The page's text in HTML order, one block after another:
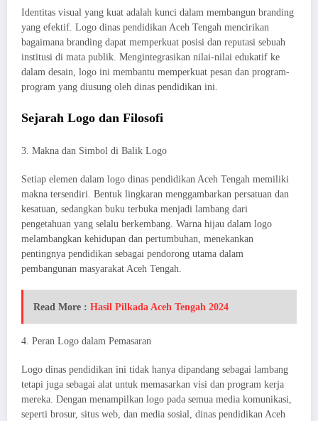
Identitas visual yang kuat adalah kunci dalam membangun branding
yang efektif. Logo dinas pendidikan Aceh Tengah mencirikan
bagaimana branding dapat memperkuat posisi dan reputasi sebuah
institusi di mata publik. Mengintegrasikan nilai-nilai edukatif ke
dalam desain, logo ini membantu memperkuat pesan dan program-
program yang diusung oleh dinas pendidikan ini.
Sejarah Logo dan Filosofi
3. Makna dan Simbol di Balik Logo
Setiap elemen dalam logo dinas pendidikan Aceh Tengah memiliki
makna tersendiri. Bentuk lingkaran menggambarkan persatuan dan
kesatuan, sedangkan buku terbuka menjadi lambang dari
pengetahuan yang selalu berkembang. Warna hijau dalam logo
melambangkan kehidupan dan pertumbuhan, menekankan
pentingnya pendidikan sebagai pendorong utama dalam
pembangunan masyarakat Aceh Tengah.
Read More : Hasil Pilkada Aceh Tengah 2024
4. Peran Logo dalam Pemasaran
Logo dinas pendidikan ini tidak hanya dipandang sebagai lambang
tetapi juga sebagai alat untuk memasarkan visi dan program kerja
mereka. Dengan menampilkan logo pada semua media komunikasi,
seperti brosur, situs web, dan media sosial, dinas pendidikan Aceh